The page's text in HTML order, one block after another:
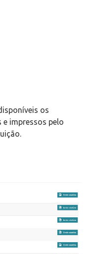
os
impressos pelo